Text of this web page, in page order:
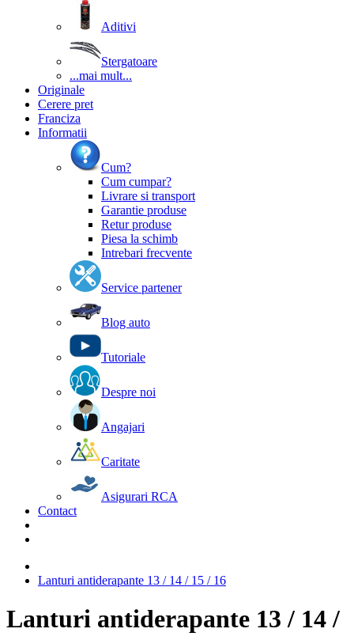
Aditivi
Stergatoare
...mai mult...
Originale
Cerere pret
Franciza
Informatii
Cum?
Cum cumpar?
Livrare si transport
Garantie produse
Retur produse
Piesa la schimb
Intrebari frecvente
Service partener
Blog auto
Tutoriale
Despre noi
Angajari
Caritate
Asigurari RCA
Contact
Lanturi antiderapante 13 / 14 / 15 / 16
Lanturi antiderapante 13 / 14 /